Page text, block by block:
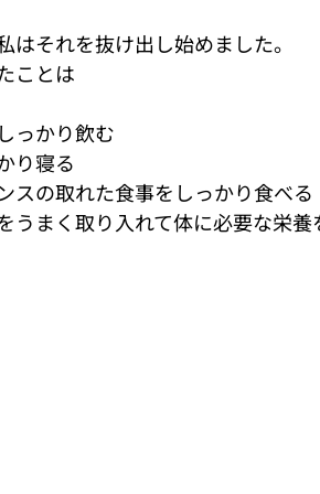
はそれを抜け出し始めました。
ことは
っかり飲む
り寝る
スの取れた食事をしっかり食べる
うまく取り入れて体に必要な栄